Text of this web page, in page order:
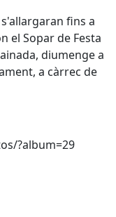
fins a
el Sopar de Festa
diumenge a
a càrrec de
?album=29